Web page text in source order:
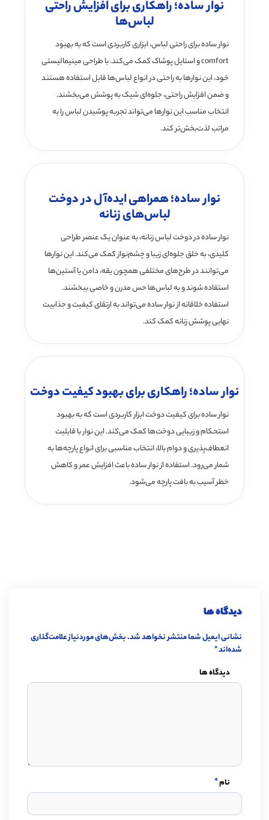
نوار ساده؛ راهکاری برای افزایش راحتی
لباس‌ها
نوار ساده برای راحتی لباس، ابزاری کاربردی است که به بهبود
comfort و استایل پوشاک کمک می‌کند. با طراحی مینیمالیستی
خود، این نوارها به راحتی در انواع لباس‌ها قابل استفاده هستند
و ضمن افزایش راحتی، جلوه‌ای شیک به پوشش می‌بخشند.
انتخاب مناسب این نوارها می‌تواند تجربه پوشیدن لباس را به
مراتب لذت‌بخش‌تر کند.
نوار ساده؛ همراهی ایده‌آل در دوخت
لباس‌های زنانه
نوار ساده در دوخت لباس زنانه، به عنوان یک عنصر طراحی
کلیدی، به خلق جلوه‌ای زیبا و چشم‌نواز کمک می‌کند. این نوارها
می‌توانند در طرح‌های مختلفی همچون یقه، دامن یا آستین‌ها
استفاده شوند و به لباس‌ها حس مدرن و خاصی ببخشند.
استفاده خلاقانه از نوار ساده می‌تواند به ارتقای کیفیت و جذابیت
نهایی پوشش زنانه کمک کند.
نوار ساده؛ راهکاری برای بهبود کیفیت دوخت
نوار ساده برای کیفیت دوخت ابزار کاربردی است که به بهبود
استحکام و زیبایی دوخت‌ها کمک می‌کند. این نوار با قابلیت‌
انعطاف‌پذیری و دوام بالا، انتخاب مناسبی برای انواع پارچه‌ها به
شمار می‌رود. استفاده از نوار ساده باعث افزایش عمر و کاهش
خطر آسیب به بافت پارچه می‌شود.
دیدگاه ها
نشانی ایمیل شما منتشر نخواهد شد.بخش‌های موردنیاز علامت‌گذاری
شده‌اند*
دیدگاه ها
نام*